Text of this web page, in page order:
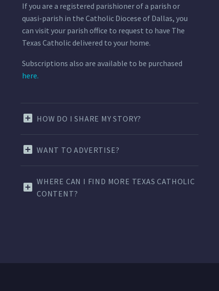
If you are a registered parishioner of a parish or
quasi-parish in the Catholic Diocese of Dallas, you
can visit your parish office to request to have The
Texas Catholic delivered to your home.
Subscriptions also are available to be purchased
here.
HOW DO I SHARE MY STORY?
WANT TO ADVERTISE?
WHERE CAN I FIND MORE TEXAS CATHOLIC
CONTENT?